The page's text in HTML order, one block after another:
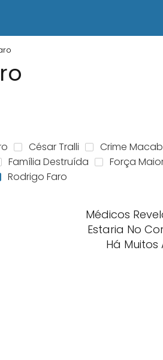
César Tralli Crime
Família Destruída Força
Rodrigo Faro
Médicos
Estaria No
Há Muitos